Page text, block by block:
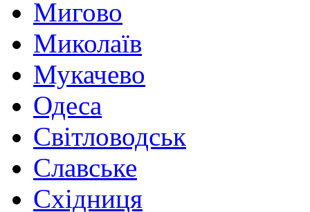
Мигово
Миколаїв
Мукачево
Одеса
Світловодськ
Славське
Східниця